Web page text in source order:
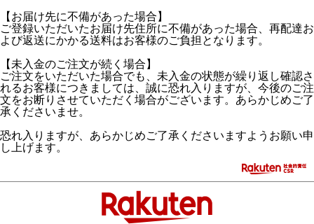
【お届け先に不備があった場合】
ご登録いただいたお届け先住所に不備があった場合、再配達お
よび返送にかかる送料はお客様のご負担となります。
【未入金のご注文が続く場合】
ご注文をいただいた場合でも、未入金の状態が繰り返し確認さ
れるお客様につきましては、誠に恐れ入りますが、今後のご注
文をお断りさせていただく場合がございます。あらかじめご了
承くださいませ。
恐れ入りますが、あらかじめご了承くださいますようお願い申
し上げます。